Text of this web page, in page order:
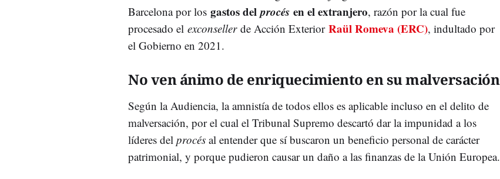
Barcelona por los gastos del procés en el extranjero, razón por la cual fue
procesado el exconseller de Acción Exterior Raül Romeva (ERC), indultado por
el Gobierno en 2021.
No ven ánimo de enriquecimiento en su malversación
Según la Audiencia, la amnistía de todos ellos es aplicable incluso en el delito de
malversación, por el cual el Tribunal Supremo descartó dar la impunidad a los
líderes del procés al entender que sí buscaron un beneficio personal de carácter
patrimonial, y porque pudieron causar un daño a las finanzas de la Unión Europea.